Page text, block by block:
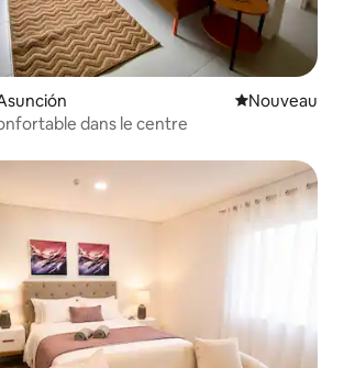
Nouvel
Nouveau
dans le centre